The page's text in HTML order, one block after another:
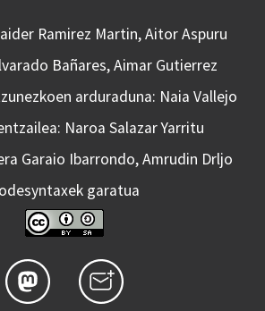
Ramirez Martin, Aitor Aspuru
Bañares, Aimar Gutierrez
arduraduna: Naia Vallejo
Naroa Salazar Yarritu
Garaio Ibarrondo, Amrudin Drljo
garatua